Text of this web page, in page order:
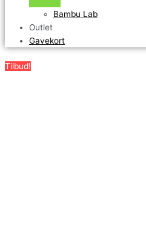
Bambu Lab
Outlet
Gavekort
Tilbud!